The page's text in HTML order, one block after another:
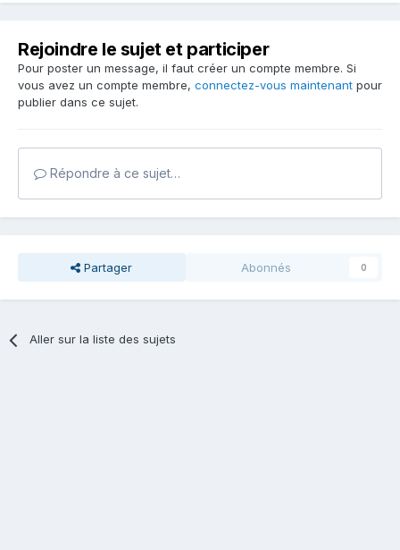
Rejoindre le sujet et participer
Pour poster un message, il faut créer un compte membre. Si
vous avez un compte membre, connectez-vous maintenant pour
publier dans ce sujet.
Répondre à ce sujet…
Partager Abonnés 0
Aller sur la liste des sujets